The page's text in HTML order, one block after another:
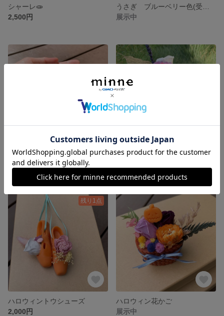
シャーレ🧫
2,500円
展示中
紅葉🍁
展示中
アンティーク調 Flower vase(ブルー)
残り1点
ハロウィントウシューズ
2,000円
ハロウィン花かご
展示中